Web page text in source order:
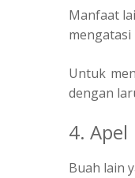
Manfaat
Untuk
dengan
4. Apel
Buah lain